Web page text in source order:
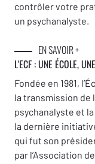
contrôler votre
un psychanalyste.
EN SAVOIR +
L'ECF : UNE ÉCOLE,
Fondée en 1981,
la transmission de
psychanalyste et
la dernière
qui fut son
par l’Association